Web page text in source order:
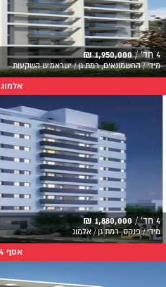
4 חד' / 1,950,000 ₪
מידי / החשמונאים, רמת גן / ישראמיש השקעות
אלמוג 7
4 חד' / 1,880,000 ₪
מידי / פנקס, רמת גן / אלמוג
אסף 24